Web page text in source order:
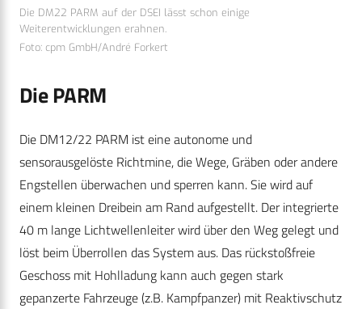
Die DM22 PARM auf der DSEI lässt schon einige
Weiterentwicklungen erahnen.
Foto: cpm GmbH/André Forkert
Die PARM
Die DM12/22 PARM ist eine autonome und
sensorausgelöste Richtmine, die Wege, Gräben oder andere
Engstellen überwachen und sperren kann. Sie wird auf
einem kleinen Dreibein am Rand aufgestellt. Der integrierte
40 m lange Lichtwellenleiter wird über den Weg gelegt und
löst beim Überrollen das System aus. Das rückstoßfreie
Geschoss mit Hohlladung kann auch gegen stark
gepanzerte Fahrzeuge (z.B. Kampfpanzer) mit Reaktivschutz